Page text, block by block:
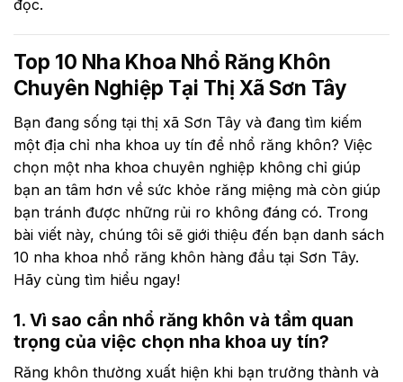
đọc.
Top 10 Nha Khoa Nhổ Răng Khôn
Chuyên Nghiệp Tại Thị Xã Sơn Tây
Bạn đang sống tại thị xã Sơn Tây và đang tìm kiếm
một địa chỉ nha khoa uy tín để nhổ răng khôn? Việc
chọn một nha khoa chuyên nghiệp không chỉ giúp
bạn an tâm hơn về sức khỏe răng miệng mà còn giúp
bạn tránh được những rủi ro không đáng có. Trong
bài viết này, chúng tôi sẽ giới thiệu đến bạn danh sách
10 nha khoa nhổ răng khôn hàng đầu tại Sơn Tây.
Hãy cùng tìm hiểu ngay!
1. Vì sao cần nhổ răng khôn và tầm quan
trọng của việc chọn nha khoa uy tín?
Răng khôn thường xuất hiện khi bạn trưởng thành và